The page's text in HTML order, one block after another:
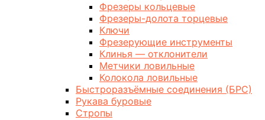
Фрезеры кольцевые
Фрезеры-долота торцевые
Ключи
Фрезерующие инструменты
Клинья — отклонители
Метчики ловильные
Колокола ловильные
Быстроразъёмные соединения (БРС)
Рукава буровые
Стропы